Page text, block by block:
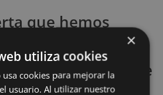
que hemos
comprar un
compatible
×
utiliza cookies
usa cookies para mejorar la
usuario. Al utilizar nuestro